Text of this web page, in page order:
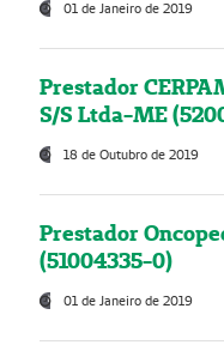
01 de Janeiro de 2019
Prestador
S/S Ltda-ME
18 de Outubro de 2019
Prestador
(51004335-0)
01 de Janeiro de 2019